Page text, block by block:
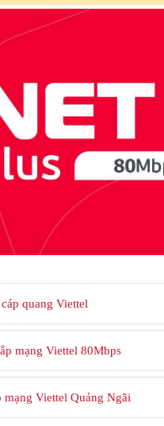
quang Viettel
mạng Viettel 80Mbps
mạng Viettel Quảng Ngãi